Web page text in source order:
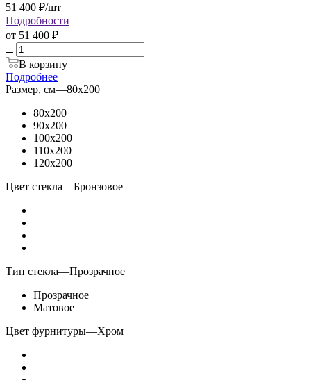
51 400 ₽/шт
Подробности
от 51 400 ₽
В корзину
Подробнее
Размер, см—80x200
80x200
90x200
100x200
110x200
120x200
Цвет стекла—Бронзовое
Тип стекла—Прозрачное
Прозрачное
Матовое
Цвет фурнитуры—Хром